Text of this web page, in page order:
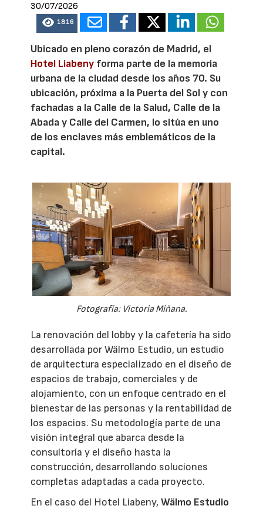
30/07/2026
1816
Ubicado en pleno corazón de Madrid, el
Hotel Liabeny forma parte de la memoria
urbana de la ciudad desde los años 70. Su
ubicación, próxima a la Puerta del Sol y con
fachadas a la Calle de la Salud, Calle de la
Abada y Calle del Carmen, lo sitúa en uno
de los enclaves más emblemáticos de la
capital.
Fotografía: Victoria Miñana.
La renovación del lobby y la cafetería ha sido
desarrollada por Wälmo Estudio, un estudio
de arquitectura especializado en el diseño de
espacios de trabajo, comerciales y de
alojamiento, con un enfoque centrado en el
bienestar de las personas y la rentabilidad de
los espacios. Su metodología parte de una
visión integral que abarca desde la
consultoría y el diseño hasta la
construcción, desarrollando soluciones
completas adaptadas a cada proyecto.
En el caso del Hotel Liabeny,Wälmo Estudio